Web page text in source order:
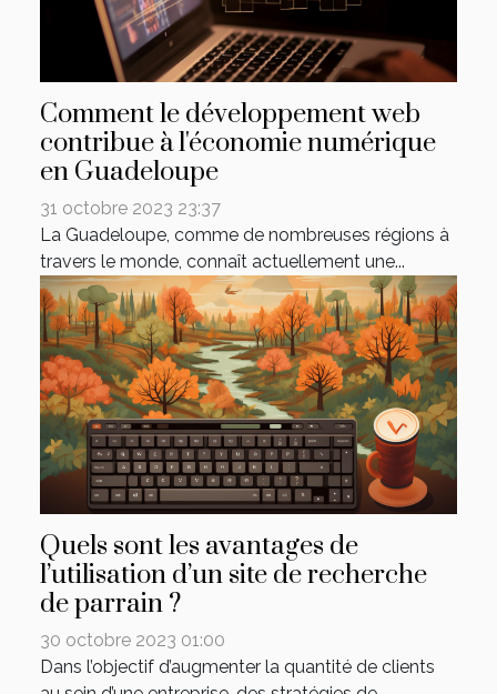
Comment le développement web
contribue à l'économie numérique
en Guadeloupe
31 octobre 2023 23:37
La Guadeloupe, comme de nombreuses régions à
travers le monde, connaît actuellement une...
Quels sont les avantages de
l’utilisation d’un site de recherche
de parrain ?
30 octobre 2023 01:00
Dans l’objectif d’augmenter la quantité de clients